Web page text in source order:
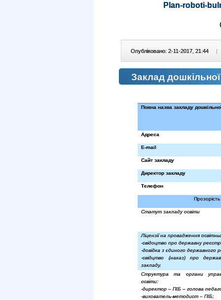
Plan-roboti-
Опубліковано: 2-11-2017, 21:44 |
Заклад
Повна назва закладу
Адреса
E-mail
Сайт закладу
Директор закладу
Телефон
Прозорість
Статут закладу освіти
Ліцензії на провадження
-свідоцтво про державну
-довідка з єдиного державного
-свідцтво (наказ) про
закладу.
Структура та органи
освіти:
-директор – ПІБ – голова
-вихователь-методист – ПІБ;